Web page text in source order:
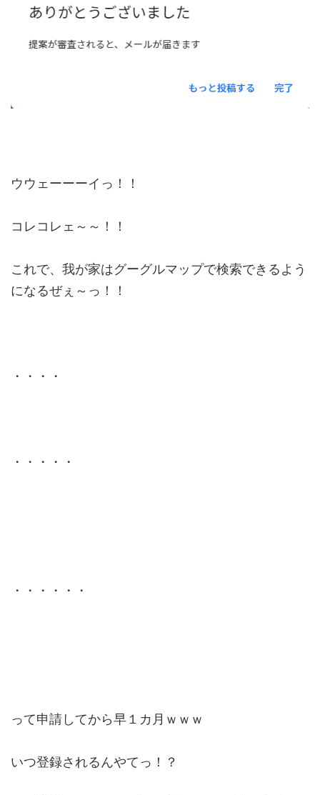
ウウェーーーイっ！！
コレコレェ～～！！
これで、我が家はグーグルマップで検索できるよう
になるぜぇ～っ！！
・・・・
・・・・・
・・・・・・
って申請してから早１カ月ｗｗｗ
いつ登録されるんやてっ！？